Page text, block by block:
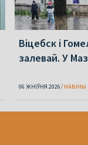
Віцебск і
залевай. У
06 ЖНІЎНЯ 2026 НАВІНЫ